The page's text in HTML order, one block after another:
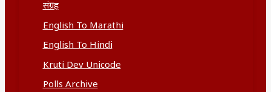
संग्रह
English To Marathi
English To Hindi
Kruti Dev Unicode
Polls Archive